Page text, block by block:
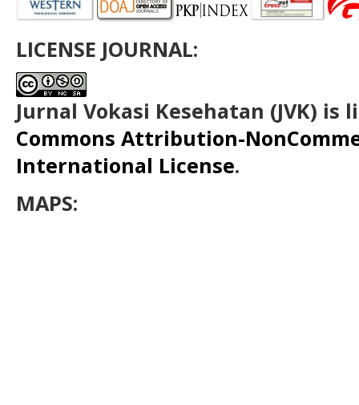
LICENSE JOURNAL:
Jurnal Vokasi Kesehatan (JVK) is
Commons Attribution-
International License.
MAPS: